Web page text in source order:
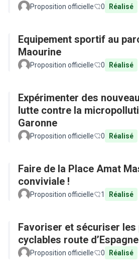
Proposition officielle 0 Réalisé
Equipement sportif au
Maourine
Proposition officielle 0 Réalisé
Expérimenter des
lutte contre la
Garonne
Proposition officielle 0 Réalisé
Faire de la Place Amat
conviviale !
Proposition officielle 1 Réalisé
Favoriser et sécuriser les
cyclables route d’Espagne
Proposition officielle 0 Réalisé